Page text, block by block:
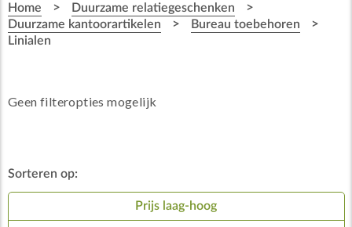
Home > Duurzame relatiegeschenken >
Duurzame kantoorartikelen > Bureau toebehoren >
Linialen
Geen filteropties mogelijk
Sorteren op:
Prijs laag-hoog